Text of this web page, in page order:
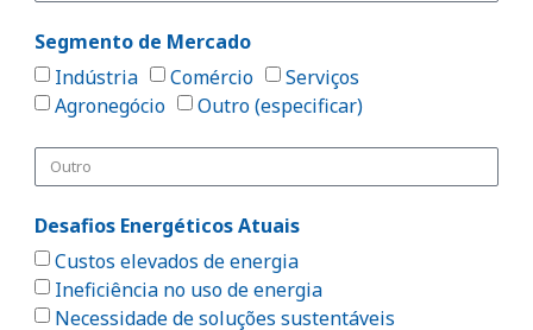
Segmento de Mercado
Indústria
Comércio
Serviços
Agronegócio
Outro (especificar)
Desafios Energéticos Atuais
Custos elevados de energia
Ineficiência no uso de energia
Necessidade de soluções sustentáveis